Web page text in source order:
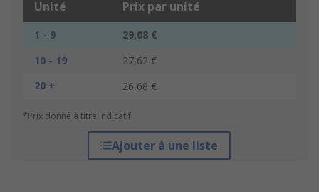
Unité Prix par unité
1 - 9
29,08 €
10 - 19
27,62 €
20 +
26,68 €
*Prix donné à titre indicatif
Ajouter à une liste